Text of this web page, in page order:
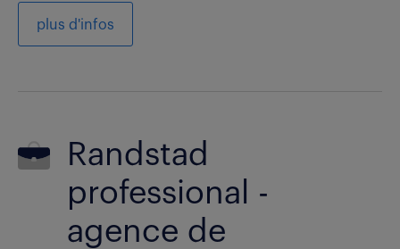
plus d'infos
Randstad
professional -
agence de